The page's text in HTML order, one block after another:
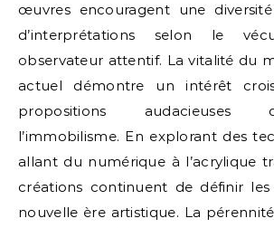
œuvres encouragent une
d’interprétations selon le
observateur attentif. La vitalité du
actuel démontre un intérêt
propositions audacieuses
l’immobilisme. En explorant des
allant du numérique à l’acrylique
créations continuent de définir les
nouvelle ère artistique. La